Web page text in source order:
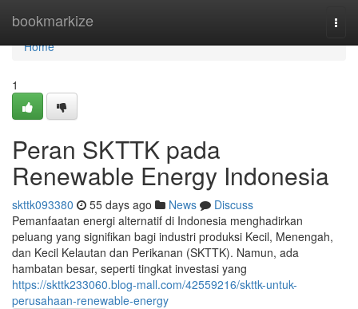
bookmarkize
Home
Home
1
Peran SKTTK pada
Renewable Energy Indonesia
skttk093380 55 days ago News
Discuss
Pemanfaatan energi alternatif di Indonesia menghadirkan
peluang yang signifikan bagi industri produksi Kecil, Menengah,
dan Kecil Kelautan dan Perikanan (SKTTK). Namun, ada
hambatan besar, seperti tingkat investasi yang
https://skttk233060.blog-mall.com/42559216/skttk-untuk-
perusahaan-renewable-energy